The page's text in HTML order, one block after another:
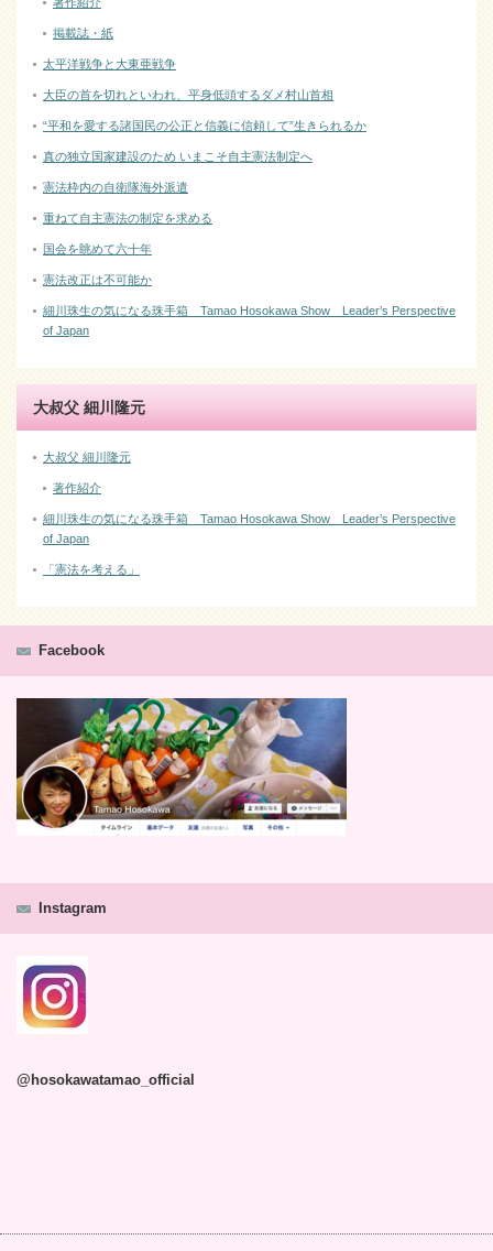
掲載誌・紙
太平洋戦争と大東亜戦争
大臣の首を切れといわれ、平身低頭するダメ村山首相
“平和を愛する諸国民の公正と信義に信頼して”生きられるか
真の独立国家建設のため いまこそ自主憲法制定へ
憲法枠内の自衛隊海外派遣
重ねて自主憲法の制定を求める
国会を眺めて六十年
憲法改正は不可能か
細川珠生の気になる珠手箱 Tamao Hosokawa Show Leader’s Perspective
of Japan
大叔父 細川隆元
大叔父 細川隆元
著作紹介
細川珠生の気になる珠手箱 Tamao Hosokawa Show Leader’s Perspective
of Japan
「憲法を考える」
Facebook
Instagram
@hosokawatamao_official